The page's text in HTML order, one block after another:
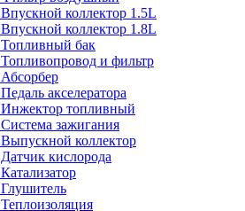
Впускной коллектор 1.5L
Впускной коллектор 1.8L
Топливный бак
Топливопровод и фильтр
Абсорбер
Педаль акселератора
Инжектор топливный
Система зажигания
Выпускной коллектор
Датчик кислорода
Катализатор
Глушитель
Теплоизоляция